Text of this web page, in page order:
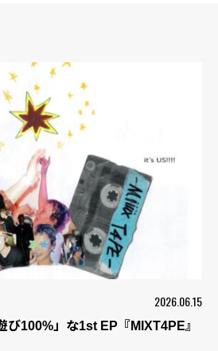
2026.06.15
び100%」な1st EP『MIXT4PE』